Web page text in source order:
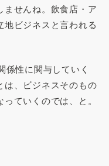
ませんね。飲食店・ア
ビジネスと言われる
係性に関与していく
は、ビジネスそのもの
ていくのでは、と。